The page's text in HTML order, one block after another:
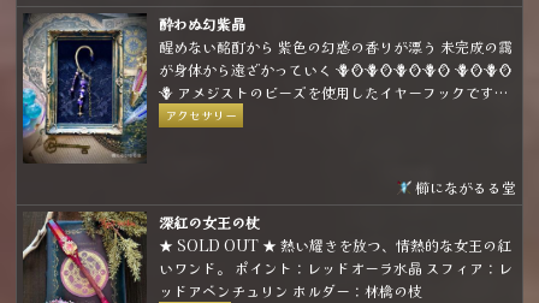
酔わぬ幻紫晶
醒めない酩酊から 紫色の幻惑の香りが漂う 未完成の靄
が身体から遠ざかっていく 🪻🪞🪻🪞🪻🪞🪻🪞 🪻🪞🪻🪞
🪻 アメジストのビーズを使用したイヤーフックです。
パープルとゴールドの組み合わせで煌びやかな雰囲気
アクセサリー
櫛にながるる堂
深紅の女王の杖
★ SOLD OUT ★ 熱い耀きを放つ、情熱的な女王の紅
いワンド。 ポイント：レッドオーラ水晶 スフィア：レ
ッドアベンチュリン ホルダー：林檎の枝